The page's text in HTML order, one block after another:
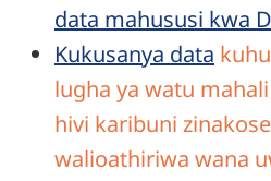
data mahususi kwa
Kukusanya data
lugha ya watu
hivi karibuni
walioathiriwa wana